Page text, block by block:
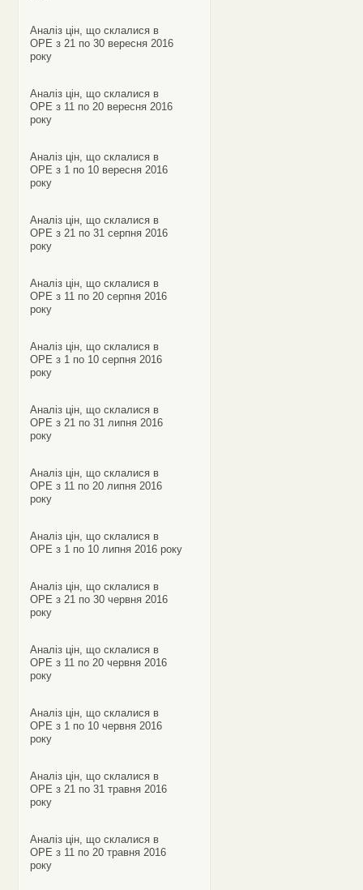
Аналіз цін, що склалися в
ОРЕ з 21 по 30 вересня 2016
року
Аналіз цін, що склалися в
ОРЕ з 11 по 20 вересня 2016
року
Аналіз цін, що склалися в
ОРЕ з 1 по 10 вересня 2016
року
Аналіз цін, що склалися в
ОРЕ з 21 по 31 серпня 2016
року
Аналіз цін, що склалися в
ОРЕ з 11 по 20 серпня 2016
року
Аналіз цін, що склалися в
ОРЕ з 1 по 10 серпня 2016
року
Аналіз цін, що склалися в
ОРЕ з 21 по 31 липня 2016
року
Аналіз цін, що склалися в
ОРЕ з 11 по 20 липня 2016
року
Аналіз цін, що склалися в
ОРЕ з 1 по 10 липня 2016 року
Аналіз цін, що склалися в
ОРЕ з 21 по 30 червня 2016
року
Аналіз цін, що склалися в
ОРЕ з 11 по 20 червня 2016
року
Аналіз цін, що склалися в
ОРЕ з 1 по 10 червня 2016
року
Аналіз цін, що склалися в
ОРЕ з 21 по 31 травня 2016
року
Аналіз цін, що склалися в
ОРЕ з 11 по 20 травня 2016
року